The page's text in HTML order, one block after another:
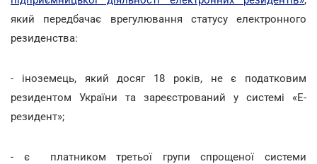
який передбачає врегулювання статусу електронного
резиденства:
- іноземець, який досяг 18 років, не є податковим
резидентом України та зареєстрований у системі «Е-
резидент»;
- є платником третьої групи спрощеної системи